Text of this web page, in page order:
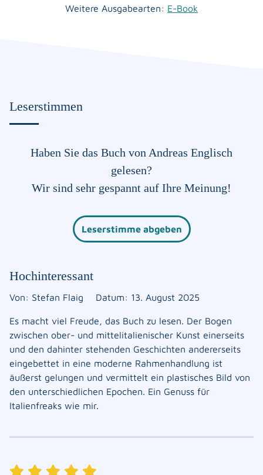
Weitere Ausgabearten: E-Book
Leserstimmen
Haben Sie das Buch von Andreas Englisch
gelesen?
Wir sind sehr gespannt auf Ihre Meinung!
Leserstimme abgeben
Hochinteressant
Von: Stefan Flaig Datum: 13. August 2025
Es macht viel Freude, das Buch zu lesen. Der Bogen
zwischen ober- und mittelitalienischer Kunst einerseits
und den dahinter stehenden Geschichten andererseits
eingebettet in eine moderne Rahmenhandlung ist
äußerst gelungen und vermittelt ein plastisches Bild von
den unterschiedlichen Epochen. Ein Genuss für
Italienfreaks wie mir.